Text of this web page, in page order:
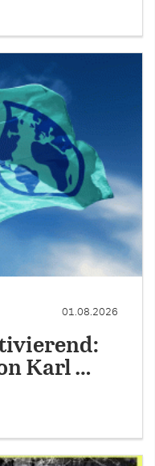
01.08.2026
Karl …